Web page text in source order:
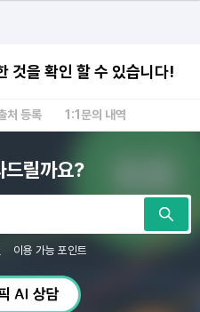
것을 확인 할 수 있습니다!
처 등록 1:1문의 내역
드릴까요?
이용 가능 포인트